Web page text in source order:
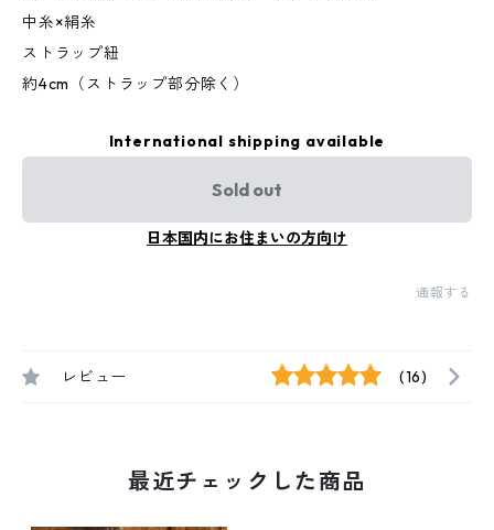
中糸×絹糸
ストラップ紐
約4cm（ストラップ部分除く）
International shipping available
Sold out
日本国内にお住まいの方向け
通報する
レビュー (16)
最近チェックした商品